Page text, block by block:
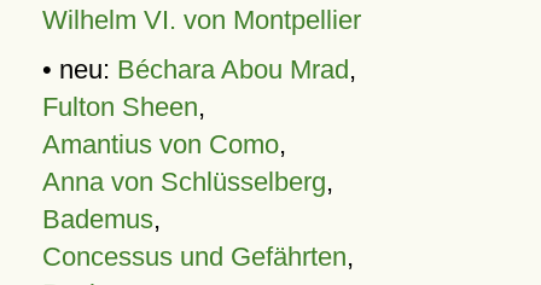
Wilhelm VI. von Montpellier
• neu: Béchara Abou Mrad,
Fulton Sheen,
Amantius von Como,
Anna von Schlüsselberg,
Bademus,
Concessus und Gefährten,